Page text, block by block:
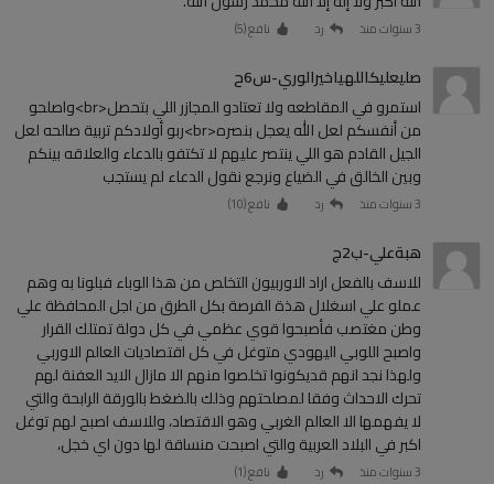
3 سنوات منذ رد نافع (5
)
صليعليكاللهياخيرالوري-س6ح
استمرو في المقاطعه ولا تعتادو المجازر اللي بتحصل<br>واصلحو
من أنفسكم لعل الله يعجل بنصره<br>ربو أولادكم تربية صالحه لعل
الجيل القادم هو اللي ينتصر عليهم لا تكتفو بالدعاء والعلاقه بينكم
وبين الخالق في الضياع ونرجع نقول الدعاء لم يستجب
3 سنوات منذ رد نافع (10
)
هبةعلي-ب2ج
للاسف بالفعل اراد الاوربيون التخلص من هذا الوباء فبلونا به وهم
عملو علي اسغلال هذة الفرصة بكل الطرق من اجل المحافظة علي
وطن مغتصب فأصبحوا قوي عظمي في كل دولة تمتلك القرار
واصبح اللوبي اليهودي متوغل في كل اقتصاديات العالم الاوربي
ولهذا نجد انهم قديكونوا تخلصوا منهم الا مازال الايد العفنة لهم
تحرك الاحداث وفقا لمصلحتهم وذلك بالضغط بالورقة الرابحة والتي
لا يفهمها الا العالم الغربي وهو الاقتصاد، وللاسف اصبح لهم توغل
اكبر في البلاد العربية والتي اصبحت منساقة لها دون اي خجل،
3 سنوات منذ رد نافع (1
)